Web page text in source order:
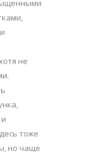
не
тоже
но чаще